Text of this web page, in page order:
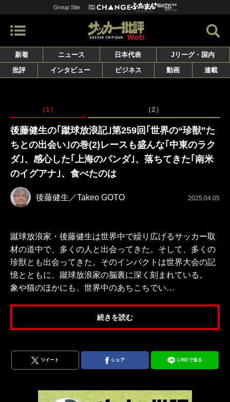
Group Site
新着 ニュース 日本代表
Jリーグ・国内
批評
インタビュー ビジネス 動画 連載
（1） （2）
後藤健生の｢蹴球放浪記｣第259回｢世界の“珍獣”た
ちとの出会い｣の巻(2)レースも盛んな｢中東のラク
ダ｣、感心した｢上海のパンダ｣、落ちてきた｢南米
のイグアナ｣、食べたのは
後藤健生／Takeo GOTO 2025.04.05
蹴球放浪家・後藤健生は世界中で繰り広げるサッカー取
材の道中で、多くの人と出会ってきた。そして、多くの
珍獣とも出会ってきた。そのインパクトは世界大会の記
憶とともに、蹴球放浪家の脳裏に深く刻まれている。
象や猫のほかにも、世界中のあちこちでい…
続きを読む
ツイート シェア LINEで送る